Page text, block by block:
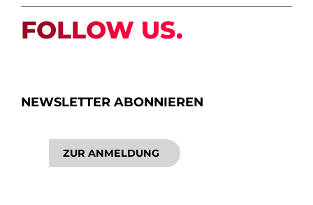
FOLLOW US.
NEWSLETTER ABONNIEREN
ZUR ANMELDUNG